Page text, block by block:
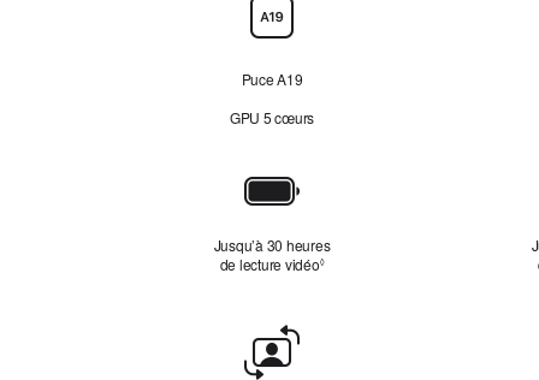
Puce A19
GPU 5 cœurs
Batterie
Jusqu’à 30 heures
de lecture vidéo◊Renvoi aux mentions légales